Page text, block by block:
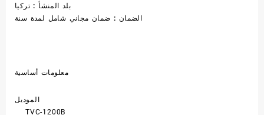
بلد المنشأ :تركيا
الضمان : ضمان مجاني شامل لمدة سنة
معلومات أساسية
الموديل
TVC-1200B